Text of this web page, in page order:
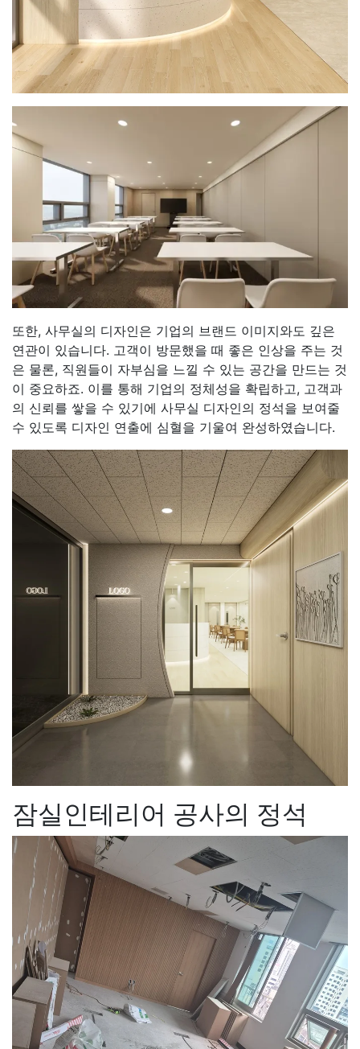
또한, 사무실의 디자인은 기업의 브랜드 이미지와도 깊은
연관이 있습니다. 고객이 방문했을 때 좋은 인상을 주는 것
은 물론, 직원들이 자부심을 느낄 수 있는 공간을 만드는 것
이 중요하죠. 이를 통해 기업의 정체성을 확립하고, 고객과
의 신뢰를 쌓을 수 있기에 사무실 디자인의 정석을 보여줄
수 있도록 디자인 연출에 심혈을 기울여 완성하였습니다.
잠실인테리어 공사의 정석